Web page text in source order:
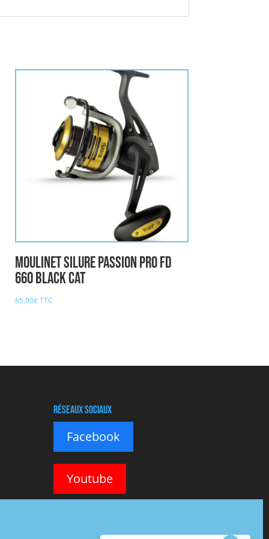
Moulinet Silure Passion Pro Fd
660 BLACK CAT
85,00€ TTC
Réseaux sociaux
Facebook
Youtube